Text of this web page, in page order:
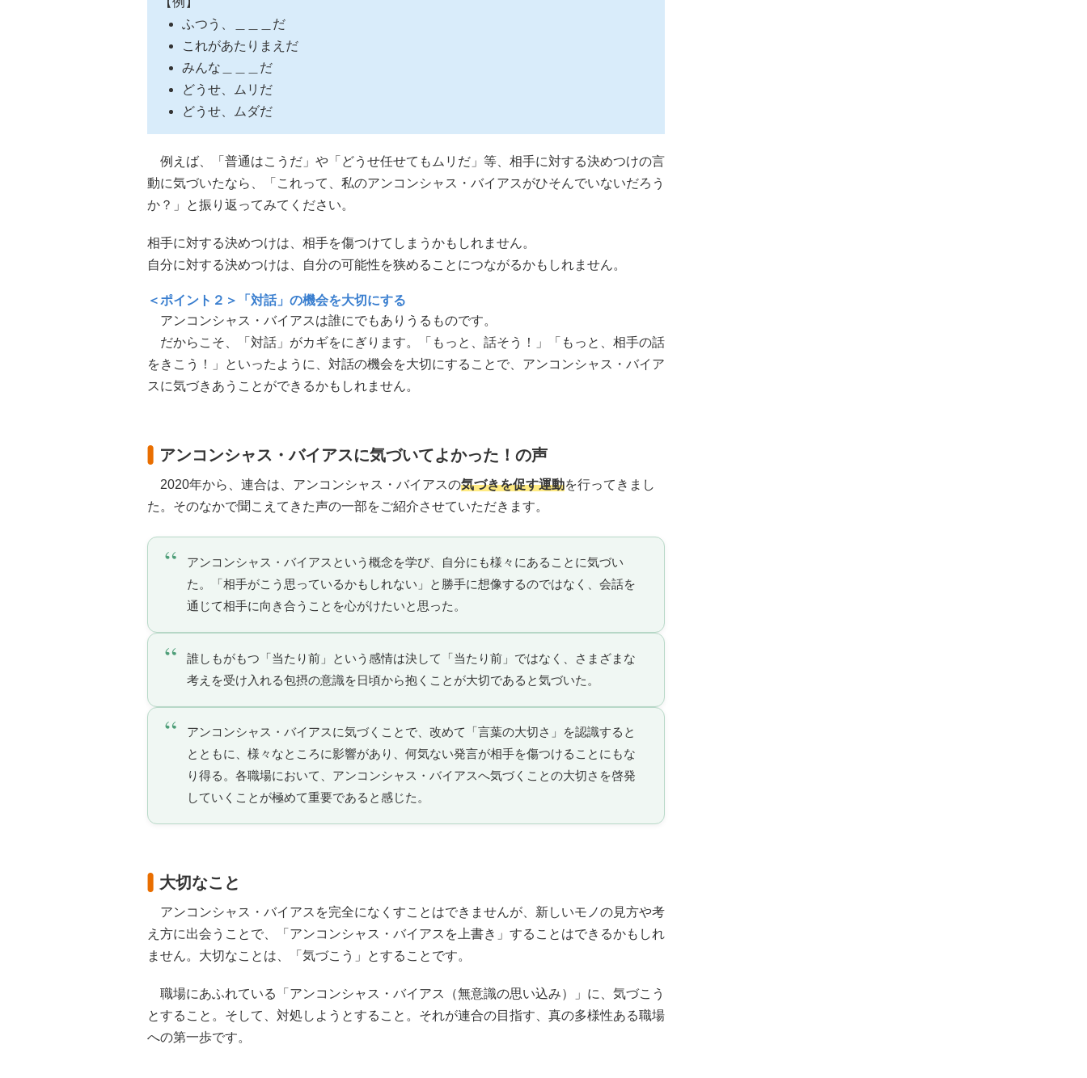
ふつう、＿＿＿だ
これがあたりまえだ
みんな＿＿＿だ
どうせ、ムリだ
どうせ、ムダだ
例えば、「普通はこうだ」や「どうせ任せてもムリだ」等、相手に対する決めつけの言
動に気づいたなら、「これって、私のアンコンシャス・バイアスがひそんでいないだろう
か？」と振り返ってみてください。
相手に対する決めつけは、相手を傷つけてしまうかもしれません。
自分に対する決めつけは、自分の可能性を狭めることにつながるかもしれません。
＜ポイント２＞「対話」の機会を大切にする
アンコンシャス・バイアスは誰にでもありうるものです。
だからこそ、「対話」がカギをにぎります。「もっと、話そう！」「もっと、相手の話
をきこう！」といったように、対話の機会を大切にすることで、アンコンシャス・バイア
スに気づきあうことができるかもしれません。
アンコンシャス・バイアスに気づいてよかった！の声
2020年から、連合は、アンコンシャス・バイアスの気づきを促す運動を行ってきまし
た。そのなかで聞こえてきた声の一部をご紹介させていただきます。
アンコンシャス・バイアスという概念を学び、自分にも様々にあることに気づい
た。「相手がこう思っているかもしれない」と勝手に想像するのではなく、会話を
通じて相手に向き合うことを心がけたいと思った。
誰しもがもつ「当たり前」という感情は決して「当たり前」ではなく、さまざまな
考えを受け入れる包摂の意識を日頃から抱くことが大切であると気づいた。
アンコンシャス・バイアスに気づくことで、改めて「言葉の大切さ」を認識すると
とともに、様々なところに影響があり、何気ない発言が相手を傷つけることにもな
り得る。各職場において、アンコンシャス・バイアスへ気づくことの大切さを啓発
していくことが極めて重要であると感じた。
大切なこと
アンコンシャス・バイアスを完全になくすことはできませんが、新しいモノの見方や考
え方に出会うことで、「アンコンシャス・バイアスを上書き」することはできるかもしれ
ません。大切なことは、「気づこう」とすることです。
職場にあふれている「アンコンシャス・バイアス（無意識の思い込み）」に、気づこう
とすること。そして、対処しようとすること。それが連合の目指す、真の多様性ある職場
への第一歩です。